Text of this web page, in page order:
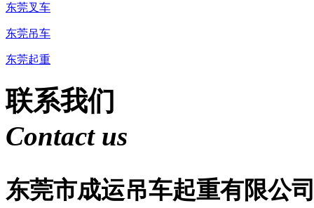
东莞叉车
东莞吊车
东莞起重
联系我们
Contact us
东莞市成运吊车起重有限公